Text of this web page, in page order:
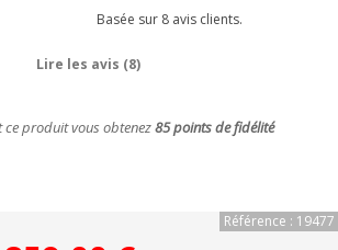
Basée sur 8 avis clients.
Lire les avis (8)
ce produit vous obtenez85points de fidélité
Référence : 19477